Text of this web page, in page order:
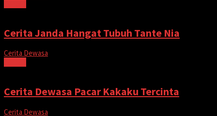
Cerita Janda Hangat Tubuh Tante Nia
Cerita Dewasa
Cerita Dewasa Pacar Kakaku Tercinta
Cerita Dewasa